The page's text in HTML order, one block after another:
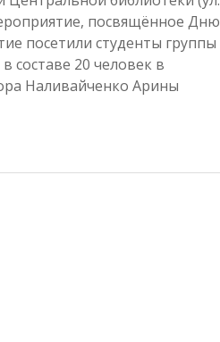
посвящённое Дню
посетили студенты группы
составе 20 человек в
Наливайченко Арины